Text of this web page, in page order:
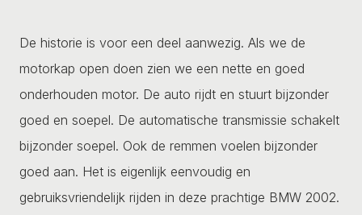
De historie is voor een deel aanwezig. Als we de
motorkap open doen zien we een nette en goed
onderhouden motor. De auto rijdt en stuurt bijzonder
goed en soepel. De automatische transmissie schakelt
bijzonder soepel. Ook de remmen voelen bijzonder
goed aan. Het is eigenlijk eenvoudig en
gebruiksvriendelijk rijden in deze prachtige BMW 2002.